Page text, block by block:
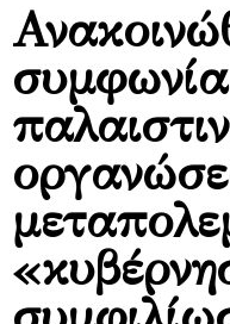
συμφωνία